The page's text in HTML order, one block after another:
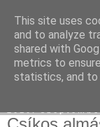
Moha
This site uses
and to analyze
shared with
metrics to
statistics, and to